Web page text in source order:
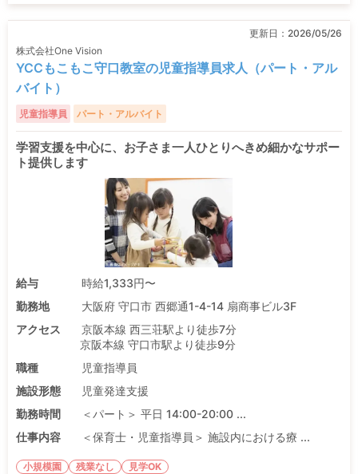
更新日： 2026/05/26
株式会社One Vision
YCCもこもこ守口教室の児童指導員求人（パート・アル
バイト）
児童指導員 パート・アルバイト
学習支援を中心に、お子さま一人ひとりへきめ細かなサポー
ト提供します
給与
時給1,333円〜
勤務地
大阪府 守口市 西郷通1-4-14 扇商事ビル3F
アクセス
京阪本線 西三荘駅より徒歩7分
京阪本線 守口市駅より徒歩9分
職種
児童指導員
施設形態
児童発達支援
勤務時間
＜パート＞ 平日 14:00-20:00 ...
仕事内容
＜保育士・児童指導員＞ 施設内における療 ...
小規模園 残業なし 見学OK